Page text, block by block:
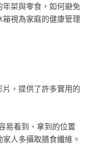
菜與零食，如何避免
箱視為家庭的健康管理
，提供了許多實用的
易看到、拿到的位置
人多攝取膳食纖維。